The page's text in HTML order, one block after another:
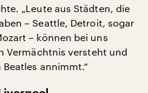
„Leute aus Städten, die
– Seattle, Detroit, sogar
– können bei uns
Vermächtnis versteht und
annimmt.“